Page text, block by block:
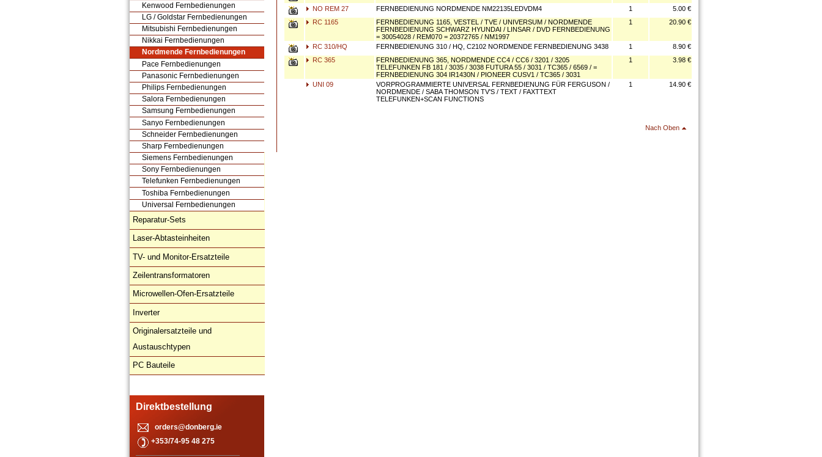
Kenwood Fernbedienungen
LG / Goldstar Fernbedienungen
Mitsubishi Fernbedienungen
Nikkai Fernbedienungen
Nordmende Fernbedienungen
Pace Fernbedienungen
Panasonic Fernbedienungen
Philips Fernbedienungen
Salora Fernbedienungen
Samsung Fernbedienungen
Sanyo Fernbedienungen
Schneider Fernbedienungen
Sharp Fernbedienungen
Siemens Fernbedienungen
Sony Fernbedienungen
Telefunken Fernbedienungen
Toshiba Fernbedienungen
Universal Fernbedienungen
Reparatur-Sets
Laser-Abtasteinheiten
TV- und Monitor-Ersatzteile
Zeilentransformatoren
Microwellen-Ofen-Ersatzteile
Inverter
Originalersatzteile und
Austauschtypen
PC Bauteile
Direktbestellung
orders@donberg.ie
+353/74-95 48 275
NO REM 27
FERNBEDIENUNG NORDMENDE NM22135LEDVDM4 1
5.00 €
RC 1165
FERNBEDIENUNG 1165, VESTEL / TVE / UNIVERSUM / NORDMENDE
FERNBEDIENUNG SCHWARZ HYUNDAI / LINSAR / DVD FERNBEDIENUNG
= 30054028 / REM070 = 20372765 / NM1997
1 20.90 €
RC 310/HQ FERNBEDIENUNG 310 / HQ, C2102 NORDMENDE FERNBEDIENUNG 3438 1
8.90 €
RC 365
FERNBEDIENUNG 365, NORDMENDE CC4 / CC6 / 3201 / 3205
TELEFUNKEN FB 181 / 3035 / 3038 FUTURA 55 / 3031 / TC365 / 6569 / =
FERNBEDIENUNG 304 IR1430N / PIONEER CUSV1 / TC365 / 3031
1 3.98 €
UNI 09
VORPROGRAMMIERTE UNIVERSAL FERNBEDIENUNG FÜR FERGUSON /
NORDMENDE / SABA THOMSON TV'S / TEXT / FAXTTEXT
TELEFUNKEN+SCAN FUNCTIONS
1 14.90 €
Nach Oben